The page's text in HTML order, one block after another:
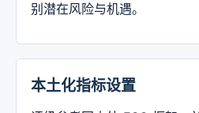
别潜在风险与机遇。
本土化指标设置